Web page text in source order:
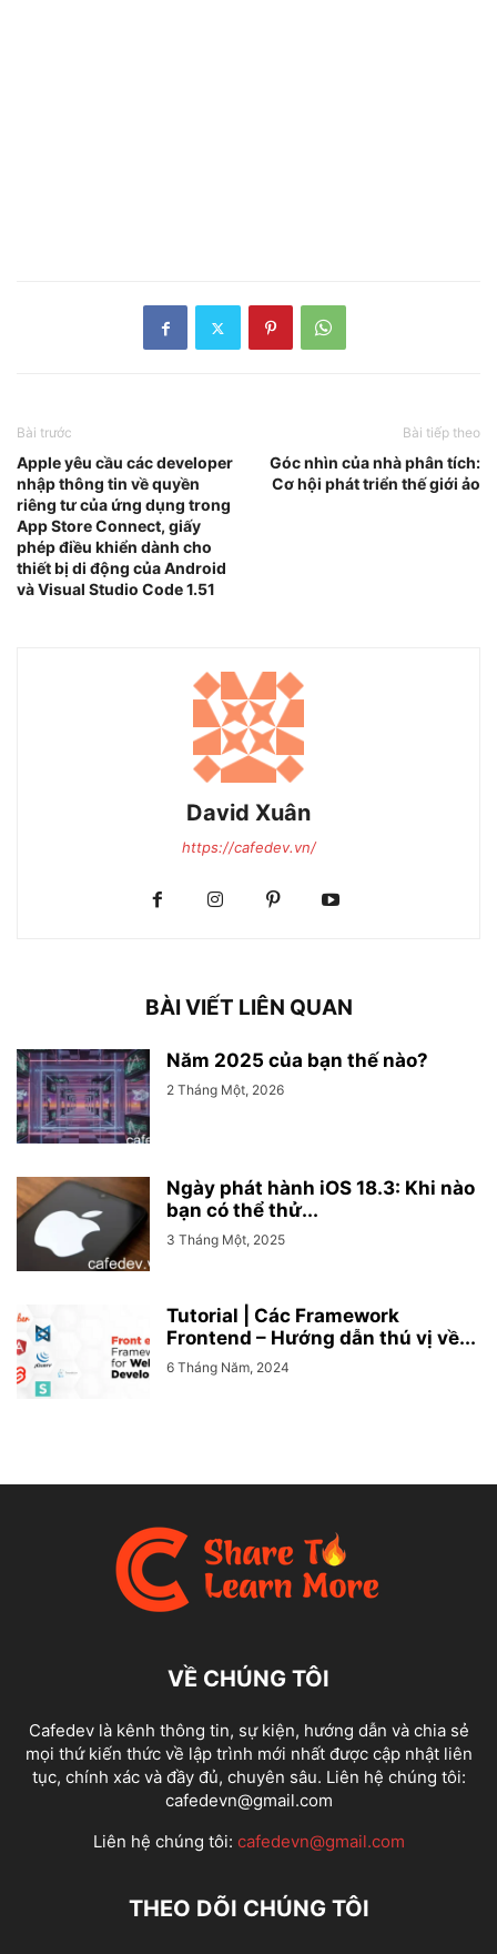
Bài trước
Apple yêu cầu các developer
nhập thông tin về quyền
riêng tư của ứng dụng trong
App Store Connect, giấy
phép điều khiển dành cho
thiết bị di động của Android
và Visual Studio Code 1.51
Bài tiếp theo
Góc nhìn của nhà phân tích:
Cơ hội phát triển thế giới ảo
David Xuân
https://cafedev.vn/
BÀI VIẾT LIÊN QUAN
Năm 2025 của bạn thế nào?
2 Tháng Một, 2026
Ngày phát hành iOS 18.3: Khi nào
bạn có thể thử...
3 Tháng Một, 2025
Tutorial | Các Framework
Frontend – Hướng dẫn thú vị về...
6 Tháng Năm, 2024
VỀ CHÚNG TÔI
Cafedev là kênh thông tin, sự kiện, hướng dẫn và chia sẻ
mọi thứ kiến thức về lập trình mới nhất được cập nhật liên
tục, chính xác và đầy đủ, chuyên sâu. Liên hệ chúng tôi:
cafedevn@gmail.com
Liên hệ chúng tôi: cafedevn@gmail.com
THEO DÕI CHÚNG TÔI